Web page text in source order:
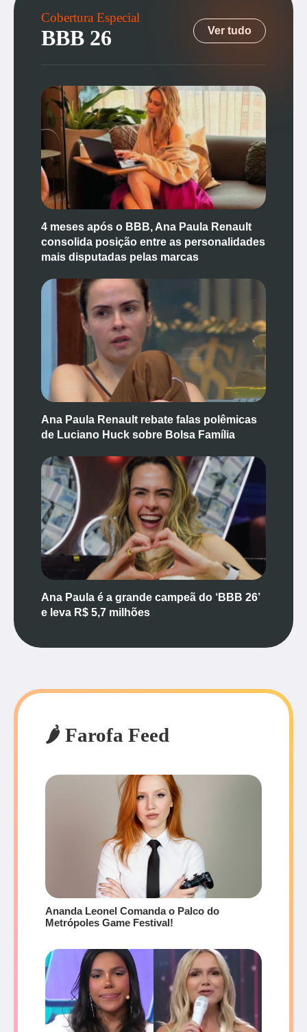
Cobertura Especial
BBB 26 Ver tudo
4 meses após o BBB, Ana Paula Renault
consolida posição entre as personalidades
mais disputadas pelas marcas
Ana Paula Renault rebate falas polêmicas
de Luciano Huck sobre Bolsa Família
Ana Paula é a grande campeã do ‘BBB 26’
e leva R$ 5,7 milhões
🌶️ Farofa Feed
Ananda Leonel Comanda o Palco do
Metrópoles Game Festival!